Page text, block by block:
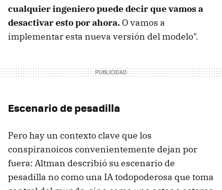
cualquier ingeniero puede decir que vamos a
desactivar esto por ahora. O vamos a
implementar esta nueva versión del modelo".
Escenario de pesadilla
Pero hay un contexto clave que los
conspiranoicos convenientemente dejan por
fuera: Altman describió su escenario de
pesadilla no como una IA todopoderosa que toma